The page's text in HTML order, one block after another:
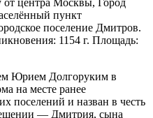
центра Москвы, Город
пункт
поселение Дмитров.
1154 г. Площадь:
Юрием Долгоруким в
на месте ранее
поселений и назван в честь
— Дмитрия, сына